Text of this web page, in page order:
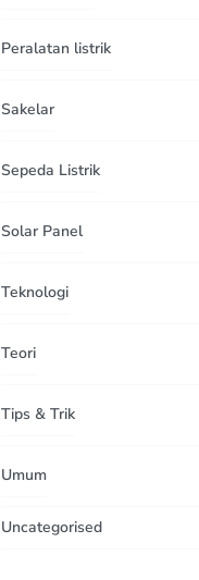
Peralatan listrik
Sakelar
Sepeda Listrik
Solar Panel
Teknologi
Teori
Tips & Trik
Umum
Uncategorised